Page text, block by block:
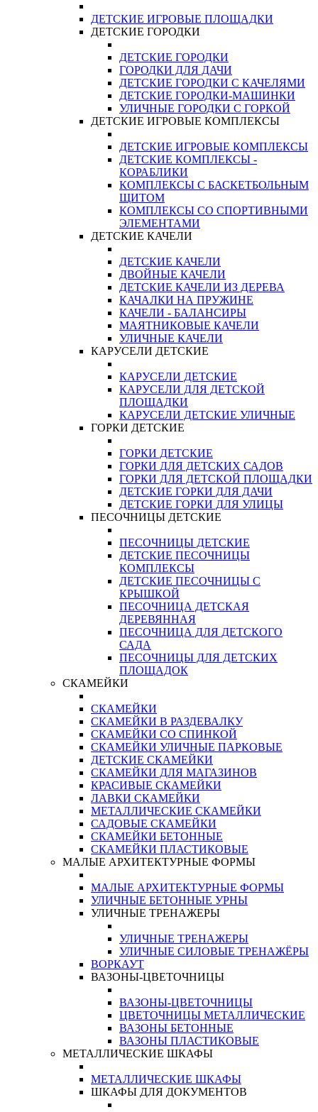
ДЕТСКИЕ ИГРОВЫЕ ПЛОЩАДКИ
ДЕТСКИЕ ГОРОДКИ
ДЕТСКИЕ ГОРОДКИ
ГОРОДКИ ДЛЯ ДАЧИ
ДЕТСКИЕ ГОРОДКИ С КАЧЕЛЯМИ
ДЕТСКИЕ ГОРОДКИ-МАШИНКИ
УЛИЧНЫЕ ГОРОДКИ С ГОРКОЙ
ДЕТСКИЕ ИГРОВЫЕ КОМПЛЕКСЫ
ДЕТСКИЕ ИГРОВЫЕ КОМПЛЕКСЫ
ДЕТСКИЕ КОМПЛЕКСЫ -
КОРАБЛИКИ
КОМПЛЕКСЫ С БАСКЕТБОЛЬНЫМ
ЩИТОМ
КОМПЛЕКСЫ СО СПОРТИВНЫМИ
ЭЛЕМЕНТАМИ
ДЕТСКИЕ КАЧЕЛИ
ДЕТСКИЕ КАЧЕЛИ
ДВОЙНЫЕ КАЧЕЛИ
ДЕТСКИЕ КАЧЕЛИ ИЗ ДЕРЕВА
КАЧАЛКИ НА ПРУЖИНЕ
КАЧЕЛИ - БАЛАНСИРЫ
МАЯТНИКОВЫЕ КАЧЕЛИ
УЛИЧНЫЕ КАЧЕЛИ
КАРУСЕЛИ ДЕТСКИЕ
КАРУСЕЛИ ДЕТСКИЕ
КАРУСЕЛИ ДЛЯ ДЕТСКОЙ
ПЛОЩАДКИ
КАРУСЕЛИ ДЕТСКИЕ УЛИЧНЫЕ
ГОРКИ ДЕТСКИЕ
ГОРКИ ДЕТСКИЕ
ГОРКИ ДЛЯ ДЕТСКИХ САДОВ
ГОРКИ ДЛЯ ДЕТСКОЙ ПЛОЩАДКИ
ДЕТСКИЕ ГОРКИ ДЛЯ ДАЧИ
ДЕТСКИЕ ГОРКИ ДЛЯ УЛИЦЫ
ПЕСОЧНИЦЫ ДЕТСКИЕ
ПЕСОЧНИЦЫ ДЕТСКИЕ
ДЕТСКИЕ ПЕСОЧНИЦЫ
КОМПЛЕКСЫ
ДЕТСКИЕ ПЕСОЧНИЦЫ С
КРЫШКОЙ
ПЕСОЧНИЦА ДЕТСКАЯ
ДЕРЕВЯННАЯ
ПЕСОЧНИЦА ДЛЯ ДЕТСКОГО
САДА
ПЕСОЧНИЦЫ ДЛЯ ДЕТСКИХ
ПЛОЩАДОК
СКАМЕЙКИ
СКАМЕЙКИ
СКАМЕЙКИ В РАЗДЕВАЛКУ
СКАМЕЙКИ СО СПИНКОЙ
СКАМЕЙКИ УЛИЧНЫЕ ПАРКОВЫЕ
ДЕТСКИЕ СКАМЕЙКИ
СКАМЕЙКИ ДЛЯ МАГАЗИНОВ
КРАСИВЫЕ СКАМЕЙКИ
ЛАВКИ СКАМЕЙКИ
МЕТАЛЛИЧЕСКИЕ СКАМЕЙКИ
САДОВЫЕ СКАМЕЙКИ
СКАМЕЙКИ БЕТОННЫЕ
СКАМЕЙКИ ПЛАСТИКОВЫЕ
МАЛЫЕ АРХИТЕКТУРНЫЕ ФОРМЫ
МАЛЫЕ АРХИТЕКТУРНЫЕ ФОРМЫ
УЛИЧНЫЕ БЕТОННЫЕ УРНЫ
УЛИЧНЫЕ ТРЕНАЖЕРЫ
УЛИЧНЫЕ ТРЕНАЖЕРЫ
УЛИЧНЫЕ СИЛОВЫЕ ТРЕНАЖЁРЫ
ВОРКАУТ
ВАЗОНЫ-ЦВЕТОЧНИЦЫ
ВАЗОНЫ-ЦВЕТОЧНИЦЫ
ЦВЕТОЧНИЦЫ МЕТАЛЛИЧЕСКИЕ
ВАЗОНЫ БЕТОННЫЕ
ВАЗОНЫ ПЛАСТИКОВЫЕ
МЕТАЛЛИЧЕСКИЕ ШКАФЫ
МЕТАЛЛИЧЕСКИЕ ШКАФЫ
ШКАФЫ ДЛЯ ДОКУМЕНТОВ